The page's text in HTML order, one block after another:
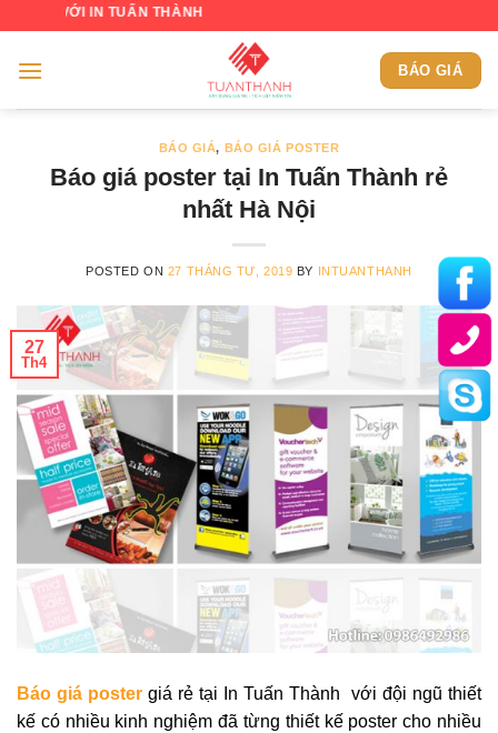
content
TUẤN THÀNH
BÁO GIÁ
BÁO GIÁ, BÁO GIÁ POSTER
Báo giá poster tại In Tuấn Thành rẻ
nhất Hà Nội
POSTED ON 27 THÁNG TƯ, 2019 BY INTUANTHANH
27
Th4
Báo giá poster giá rẻ tại In Tuấn Thành với đội ngũ thiết
kế có nhiều kinh nghiệm đã từng thiết kế poster cho nhiều